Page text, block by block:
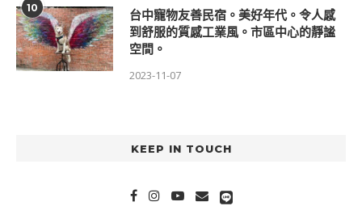
10
台中寵物友善民宿。美好年代。令人感
到舒服的質感工業風。市區中心的靜謐
空間。
2023-11-07
KEEP IN TOUCH